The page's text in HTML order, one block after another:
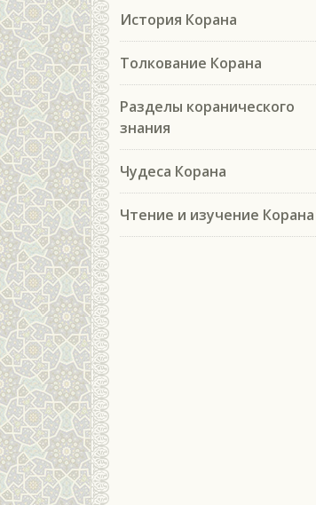
История Корана
Толкование Корана
Разделы коранического
знания
Чудеса Корана
Чтение и изучение Корана